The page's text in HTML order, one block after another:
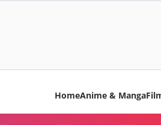
HomeAnime & Manga